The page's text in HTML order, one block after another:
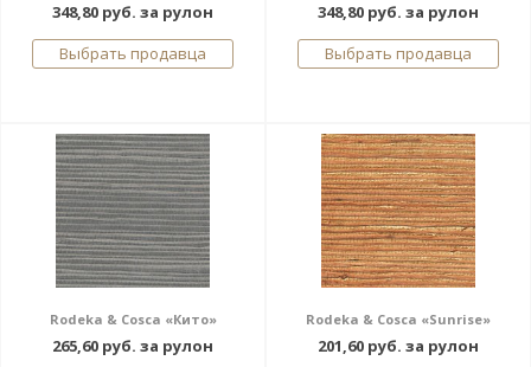
348,80 руб. за рулон
Выбрать продавца
348,80 руб. за рулон
Выбрать продавца
Rodeka & Cosca «Кито»
265,60 руб. за рулон
Rodeka & Cosca «Sunrise»
201,60 руб. за рулон